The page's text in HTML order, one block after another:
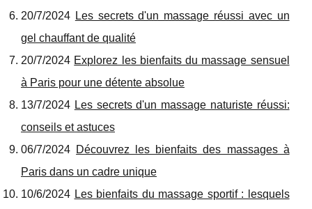
20/7/2024 Les secrets d'un massage réussi avec un
gel chauffant de qualité
20/7/2024 Explorez les bienfaits du massage sensuel
à Paris pour une détente absolue
13/7/2024 Les secrets d'un massage naturiste réussi:
conseils et astuces
06/7/2024 Découvrez les bienfaits des massages à
Paris dans un cadre unique
10/6/2024 Les bienfaits du massage sportif : lesquels